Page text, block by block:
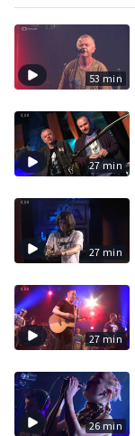
53 min
27 min
27 min
27 min
26 min